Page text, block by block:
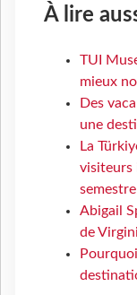
À lire
TUI
mieux
Des
une
La
visiteurs
Abigail
de